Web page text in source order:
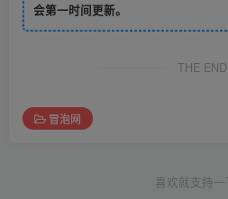
会第一时间更新。
THE END
冒泡网
喜欢就支持一